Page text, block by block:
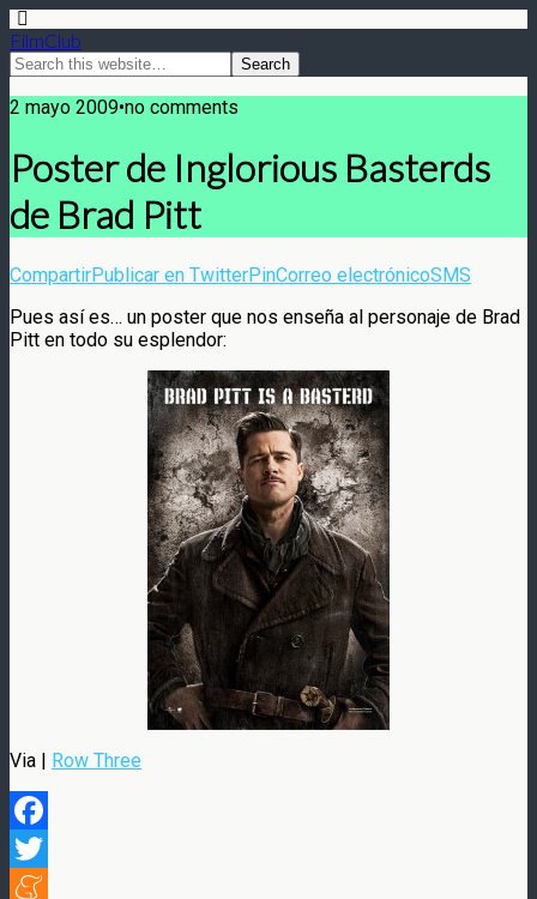
FilmClub
2 mayo 2009•no comments
Poster de Inglorious Basterds
de Brad Pitt
CompartirPublicar en TwitterPinCorreo electrónicoSMS
Pues así es… un poster que nos enseña al personaje de Brad
Pitt en todo su esplendor:
Via | Row Three
Facebook
Twitter